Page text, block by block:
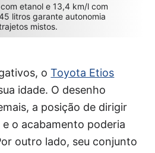
etanol e 13,4 km/l com
litros garante autonomia
mistos.
oToyota Etios
idade. O desenho
a posição de dirigir
o acabamento poderia
outro lado, seu conjunto